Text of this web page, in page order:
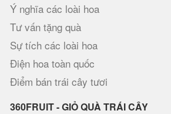
Ý nghĩa các loài hoa
Tư vấn tặng quà
Sự tích các loài hoa
Điện hoa toàn quốc
Điểm bán trái cây tươi
360FRUIT - GIỎ QUÀ TRÁI CÂY